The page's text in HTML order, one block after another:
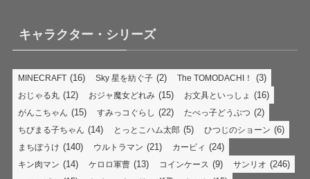
キャラクター・シリーズ
MINECRAFT (16) Sky 星を紡ぐ子 (2) The TOMODACHI！ (3)
おじゃる丸 (12) おジャ魔女どれみ (15) お文具といっしょ (16)
がんこちゃん (15) すみっコぐらし (22) たべっ子どうぶつ (2)
ちびまる子ちゃん (14) とっとこハム太郎 (5) ひつじのショーン (6)
まちぼうけ (140) ウルトラマン (21) カービィ (24)
キン肉マン (14) ケロロ軍曹 (13) コインケース (9) サンリオ (246)